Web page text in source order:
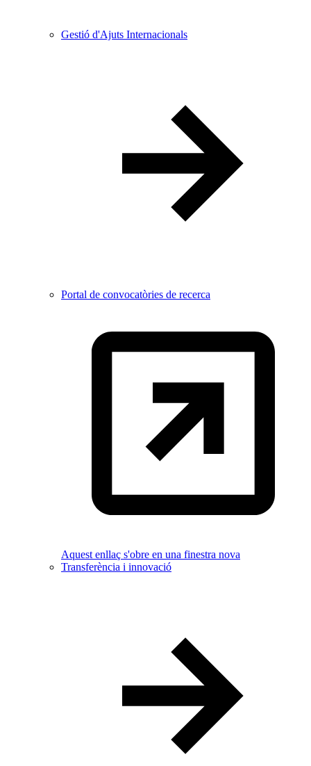
Gestió d'Ajuts Internacionals
Portal de convocatòries de recerca
Aquest enllaç s'obre en una finestra nova
Transferència i innovació